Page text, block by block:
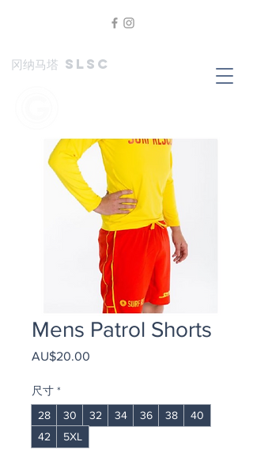
冈纳马塔 SLSC
Mens Patrol Shorts
AU$20.00
尺寸 *
28
30 32 34 36 38
40
42
5XL